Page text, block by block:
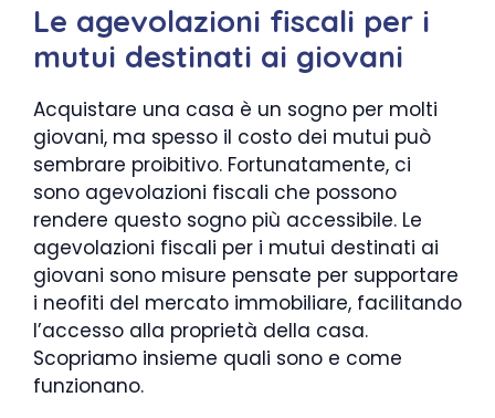
Le agevolazioni fiscali per i
mutui destinati ai giovani
Acquistare una casa è un sogno per molti
giovani, ma spesso il costo dei mutui può
sembrare proibitivo. Fortunatamente, ci
sono agevolazioni fiscali che possono
rendere questo sogno più accessibile. Le
agevolazioni fiscali per i mutui destinati ai
giovani sono misure pensate per supportare
i neofiti del mercato immobiliare, facilitando
l’accesso alla proprietà della casa.
Scopriamo insieme quali sono e come
funzionano.